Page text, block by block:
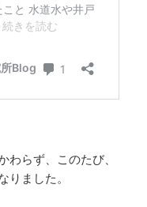
らず、このたび、
りました。